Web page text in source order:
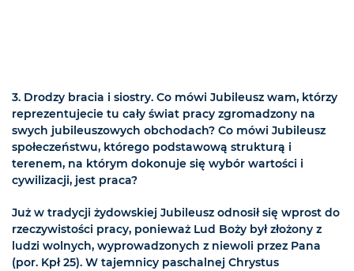
3. Drodzy bracia i siostry. Co mówi Jubileusz wam, którzy
reprezentujecie tu cały świat pracy zgromadzony na
swych jubileuszowych obchodach? Co mówi Jubileusz
społeczeństwu, którego podstawową strukturą i
terenem, na którym dokonuje się wybór wartości i
cywilizacji, jest praca?
Już w tradycji żydowskiej Jubileusz odnosił się wprost do
rzeczywistości pracy, ponieważ Lud Boży był złożony z
ludzi wolnych, wyprowadzonych z niewoli przez Pana
(por. Kpł 25). W tajemnicy paschalnej Chrystus